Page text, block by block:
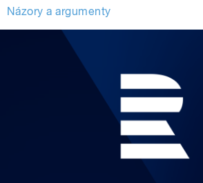
Názory a argumenty